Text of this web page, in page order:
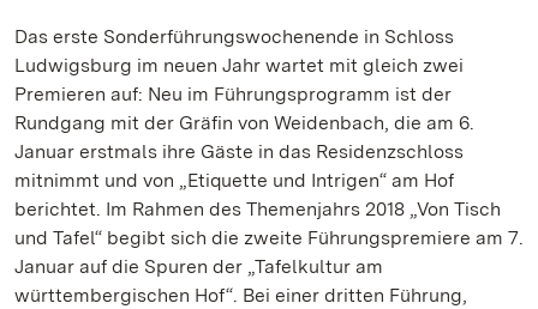
Das erste Sonderführungswochenende in Schloss
Ludwigsburg im neuen Jahr wartet mit gleich zwei
Premieren auf: Neu im Führungsprogramm ist der
Rundgang mit der Gräfin von Weidenbach, die am 6.
Januar erstmals ihre Gäste in das Residenzschloss
mitnimmt und von „Etiquette und Intrigen“ am Hof
berichtet. Im Rahmen des Themenjahrs 2018 „Von Tisch
und Tafel“ begibt sich die zweite Führungspremiere am 7.
Januar auf die Spuren der „Tafelkultur am
württembergischen Hof“. Bei einer dritten Führung,